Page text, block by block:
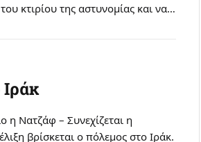
κτιρίου της αστυνομίας και να…
Iράκ
Nατζάφ – Συνεχίζεται η
βρίσκεται ο πόλεμος στο Iράκ.